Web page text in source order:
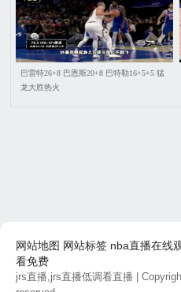
巴雷特26+8 巴恩斯20+8 巴特勒16+5+5 猛
龙大胜热火
网站地图 网站标签 nba直播在线
看免费
jrs直播,jrs直播低调看直播 |